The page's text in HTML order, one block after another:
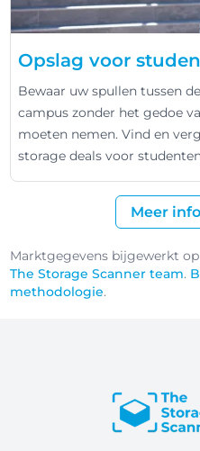
Opslag voor
Bewaar uw spullen tussen
campus zonder het gedoe
moeten nemen. Vind en
storage deals voor
Meer
Marktgegevens bijgewerkt
The Storage Scanner team.
methodologie.